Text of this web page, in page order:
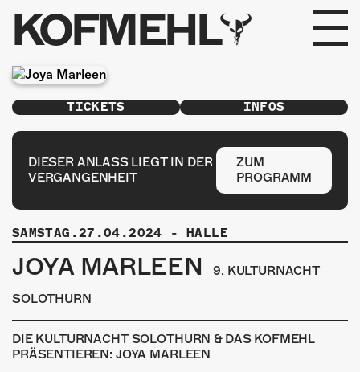
KOFMEHL
PROGRAMM
FABRIKGEFLÜSTER
GALERIE
FOTOGALERIE
PHOTOMAT
INFOS
KONTAKT
ÜBER UNS
TICKETS INFOS
DIESER ANLASS LIEGT IN DER
VERGANGENHEIT
ZUM
PROGRAMM
SAMSTAG.27.04.2024 - HALLE
JOYA MARLEEN
9. KULTURNACHT
SOLOTHURN
DIE KULTURNACHT SOLOTHURN & DAS KOFMEHL
PRÄSENTIEREN: JOYA MARLEEN